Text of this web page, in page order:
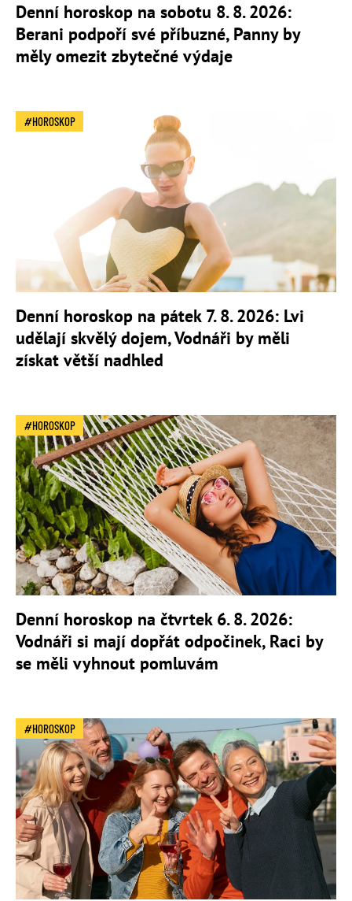
Denní horoskop na sobotu 8. 8. 2026:
Berani podpoří své příbuzné, Panny by
měly omezit zbytečné výdaje
HOROSKOP
Denní horoskop na pátek 7. 8. 2026: Lvi
udělají skvělý dojem, Vodnáři by měli
získat větší nadhled
HOROSKOP
Denní horoskop na čtvrtek 6. 8. 2026:
Vodnáři si mají dopřát odpočinek, Raci by
se měli vyhnout pomluvám
HOROSKOP